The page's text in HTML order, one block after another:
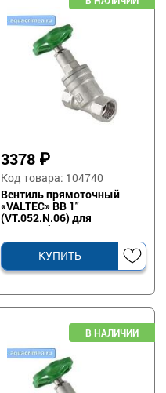
3378 ₽
Код товара: 104740
Вентиль прямоточный
«VALTEC» ВВ 1"
(VT.052.N.06) для
водоснабжения и
отопления
КУПИТЬ